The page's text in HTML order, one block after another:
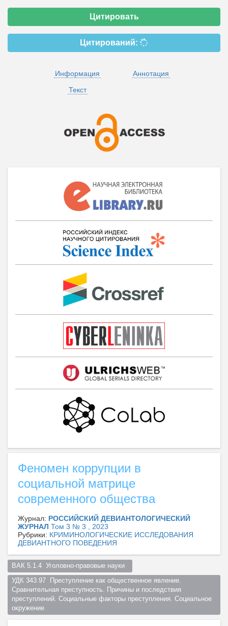
Цитировать
Цитирований:
Информация
Аннотация
Текст
Феномен коррупции в
социальной матрице
современного общества
Журнал: РОССИЙСКИЙ ДЕВИАНТОЛОГИЧЕСКИЙ
ЖУРНАЛ Том 3 № 3 , 2023
Рубрики: КРИМИНОЛОГИЧЕСКИЕ ИССЛЕДОВАНИЯ
ДЕВИАНТНОГО ПОВЕДЕНИЯ
ВАК 5.1.4  Уголовно-правовые науки
УДК 343.97  Преступление как общественное явление.
Сравнительная преступность. Причины и последствия
преступлений. Социальные факторы преступления. Социальное
окружение